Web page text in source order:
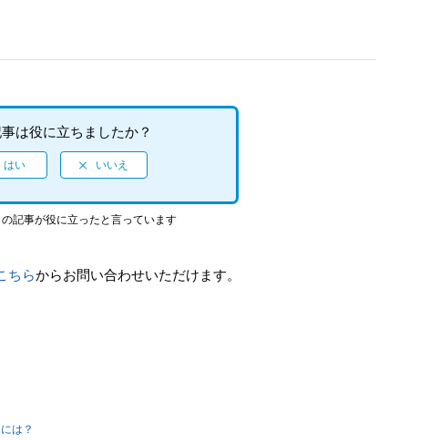
は役に立ちましたか？
記事が役に立ったと言っています
ちらからお問い合わせいただけます。
は？